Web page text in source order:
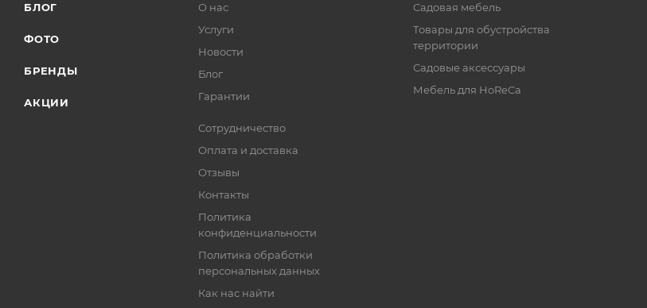
БЛОГ
ФОТО
БРЕНДЫ
АКЦИИ
О нас
Услуги
Новости
Блог
Гарантии
Сотрудничество
Оплата и доставка
Отзывы
Контакты
Политика
конфиденциальности
Политика обработки
персональных данных
Как нас найти
Садовая мебель
Товары для обустройства
территории
Садовые аксессуары
Мебель для HoReCa